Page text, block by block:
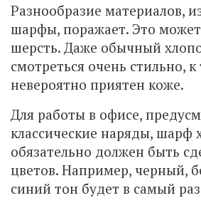
Разнообразие материалов,
шарфы, поражает. Это
шерсть. Даже обычный
смотреться очень стильно,
невероятно приятен коже.
Для работы в офисе,
классические наряды, шарф
обязательно должен быть
цветов. Например, черный,
синий тон будет в самый